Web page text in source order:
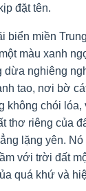
đặt tên.
biển miền
màu xanh
nghiêng
tao, nơi bờ
không chói lóa,
thơ riêng của
lặng yên.
với trời đất
quá khứ và